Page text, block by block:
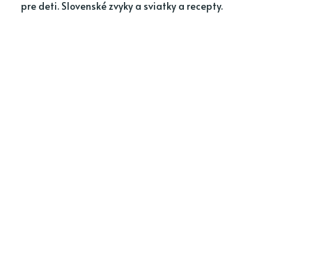
pre deti. Slovenské zvyky a sviatky a recepty.